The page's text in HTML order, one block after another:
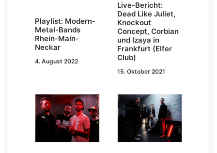
Playlist: Modern-
Metal-Bands
Rhein-Main-
Neckar
4. August 2022
Live-Bericht:
Dead Like Juliet,
Knockout
Concept, Corbian
und Izaya in
Frankfurt (Elfer
Club)
15. Oktober 2021